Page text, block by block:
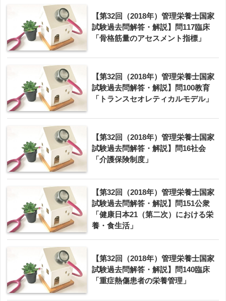
【第32回（2018年）管理栄養士国家
試験過去問解答・解説】問117臨床
「骨格筋量のアセスメント指標」
【第32回（2018年）管理栄養士国家
試験過去問解答・解説】問100教育
「トランスセオレティカルモデル」
【第32回（2018年）管理栄養士国家
試験過去問解答・解説】問16社会
「介護保険制度」
【第32回（2018年）管理栄養士国家
試験過去問解答・解説】問151公衆
「健康日本21（第二次）における栄
養・食生活」
【第32回（2018年）管理栄養士国家
試験過去問解答・解説】問140臨床
「重症熱傷患者の栄養管理」